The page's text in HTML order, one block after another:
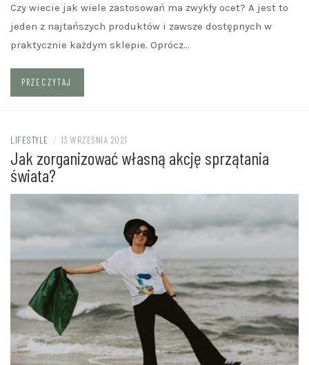
Czy wiecie jak wiele zastosowań ma zwykły ocet? A jest to
jeden z najtańszych produktów i zawsze dostępnych w
praktycznie każdym sklepie. Oprócz…
PRZECZYTAJ
LIFESTYLE / 13 WRZEŚNIA 2021
Jak zorganizować własną akcję sprzątania
świata?